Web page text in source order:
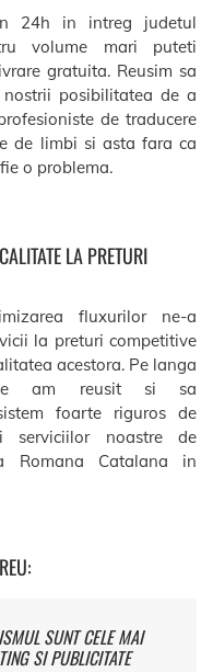
24h in intreg judetul
volume mari puteti
gratuita. Reusim sa
posibilitatea de a
de traducere
de limbi si asta fara ca
o problema.
LA PRETURI
fluxurilor ne-a
la preturi competitive
acestora. Pe langa
am reusit si sa
foarte riguros de
serviciilor noastre de
Romana Catalana in
SUNT CELE MAI
SI PUBLICITATE